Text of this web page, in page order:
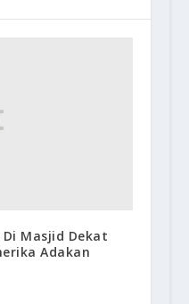
Masjid Dekat
Adakan